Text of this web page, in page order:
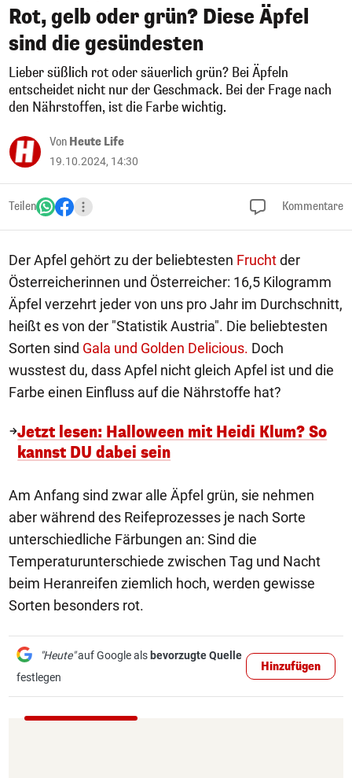
Rot, gelb oder grün? Diese Äpfel
sind die gesündesten
Lieber süßlich rot oder säuerlich grün? Bei Äpfeln
entscheidet nicht nur der Geschmack. Bei der Frage nach
den Nährstoffen, ist die Farbe wichtig.
Von Heute Life
19.10.2024, 14:30
Teilen Kommentare
Der Apfel gehört zu der beliebtesten Fruchtder
Österreicherinnen und Österreicher: 16,5 Kilogramm
Äpfel verzehrt jeder von uns pro Jahr im Durchschnitt,
heißt es von der "Statistik Austria". Die beliebtesten
Sorten sind Gala und Golden Delicious. Doch
wusstest du, dass Apfel nicht gleich Apfel ist und die
Farbe einen Einfluss auf die Nährstoffe hat?
Jetzt lesen: Halloween mit Heidi Klum? So
kannst DU dabei sein
Am Anfang sind zwar alle Äpfel grün, sie nehmen
aber während des Reifeprozesses je nach Sorte
unterschiedliche Färbungen an: Sind die
Temperaturunterschiede zwischen Tag und Nacht
beim Heranreifen ziemlich hoch, werden gewisse
Sorten besonders rot.
"Heute"auf Google als bevorzugte Quelle
festlegen
Hinzufügen